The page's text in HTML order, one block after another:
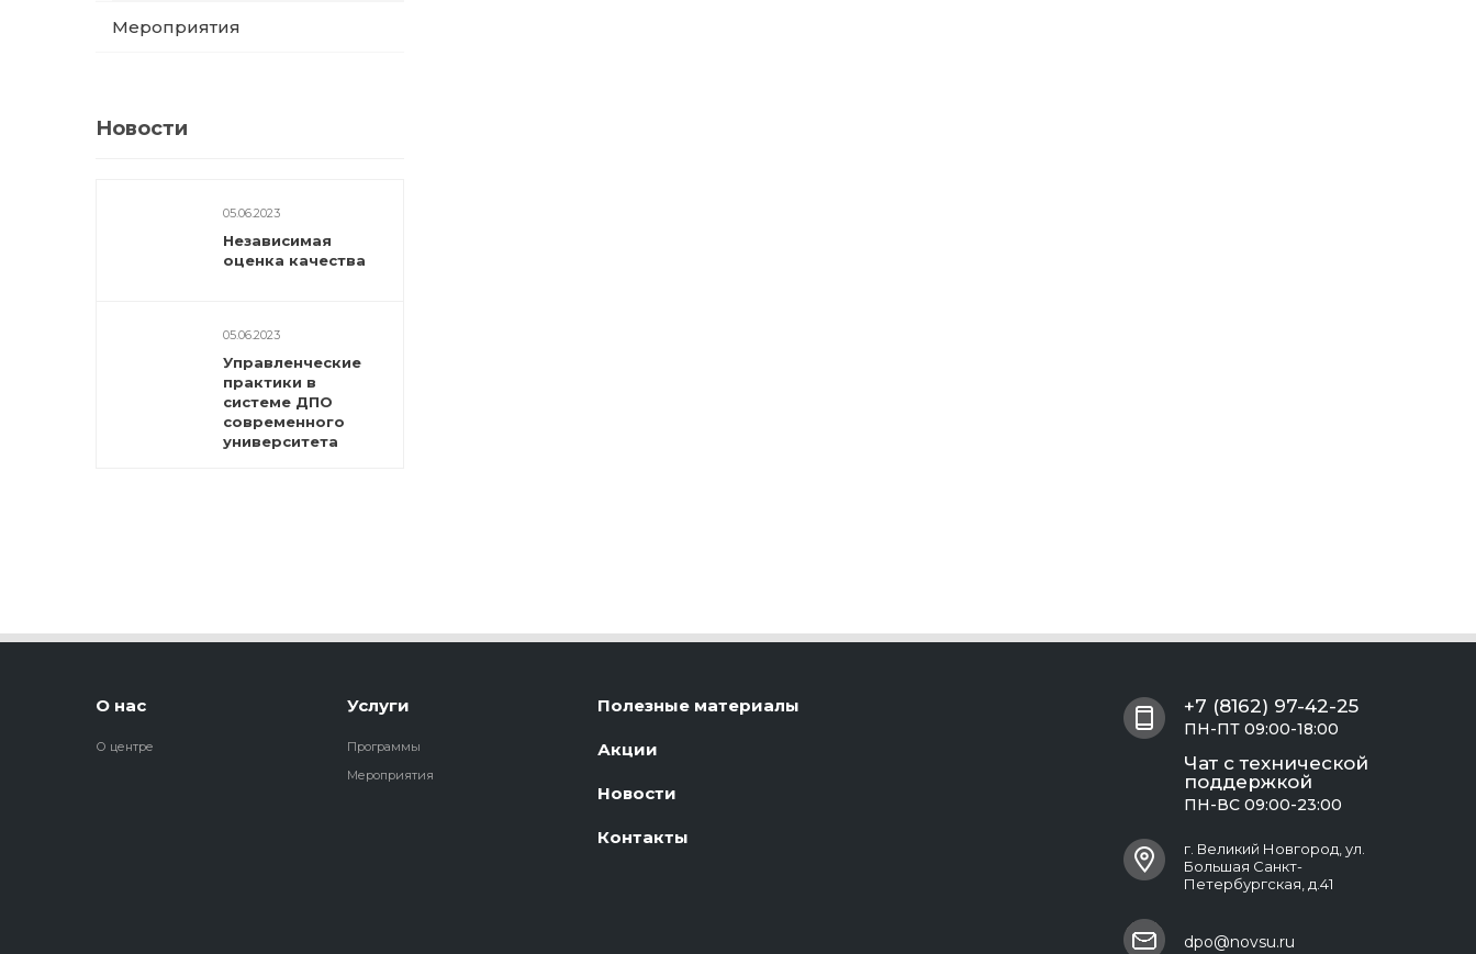
Мероприятия
Новости
05.06.2023
Независимая
оценка качества
05.06.2023
Управленческие
практики в
системе ДПО
современного
университета
О нас
О центре
Услуги
Программы
Мероприятия
Полезные материалы
Акции
Новости
Контакты
+7 (8162) 97-42-25
ПН-ПТ 09:00-18:00
Чат с технической
поддержкой
ПН-ВС 09:00-23:00
г. Великий Новгород, ул.
Большая Санкт-
Петербургская, д.41
dpo@novsu.ru